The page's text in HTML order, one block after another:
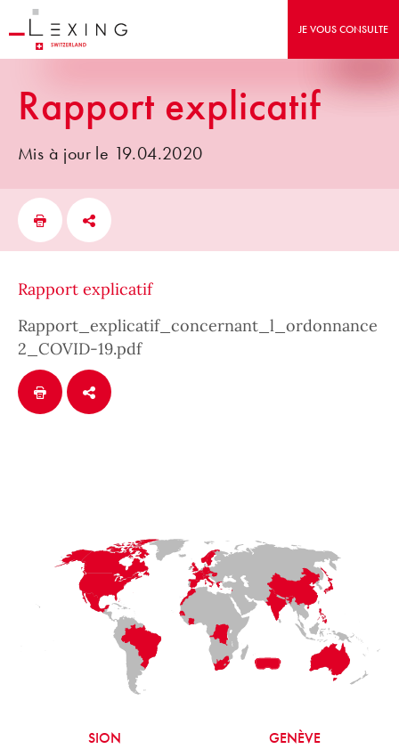
JE VOUS CONSULTE
Rapport explicatif
Mis à jour le 19.04.2020
Rapport explicatif
Rapport_explicatif_concernant_l_ordonnance
2_COVID-19.pdf
SION GENÈVE